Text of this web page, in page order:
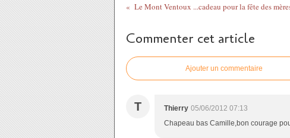
Le Mont Ventoux ...cadeau pour la fête des
Commenter cet article
Ajouter un commentaire
T Thierry 05/06/2012 07:13
Chapeau bas Camille,bon courage